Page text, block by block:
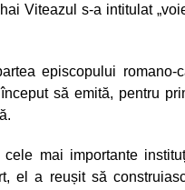
Viteazul s-a intitulat
episcopului romano-
să emită, pentru
mai importante
el a reușit să